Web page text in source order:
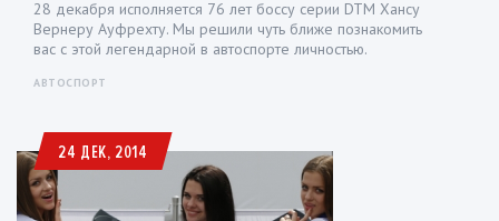
28 декабря исполняется 76 лет боссу серии DTM Хансу
Вернеру Ауфрехту. Мы решили чуть ближе познакомить
вас с этой легендарной в автоспорте личностью.
АВТОСПОРТ
24 ДЕК, 2014